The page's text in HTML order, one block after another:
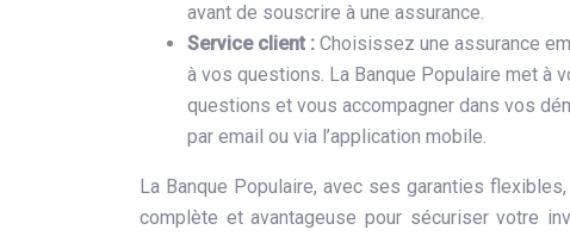
avant de souscrire à une assurance.
Service client : Choisissez une assurance
à vos questions. La Banque Populaire met à
questions et vous accompagner dans vos
par email ou via l’application mobile.
La Banque Populaire, avec ses garanties
complète et avantageuse pour sécuriser votre